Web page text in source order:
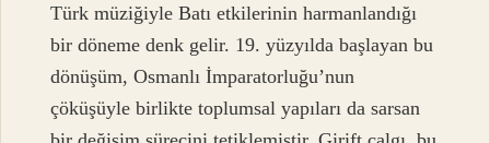
Türk müziğiyle Batı etkilerinin harmanlandığı
bir döneme denk gelir. 19. yüzyılda başlayan bu
dönüşüm, Osmanlı İmparatorluğu’nun
çöküşüyle birlikte toplumsal yapıları da sarsan